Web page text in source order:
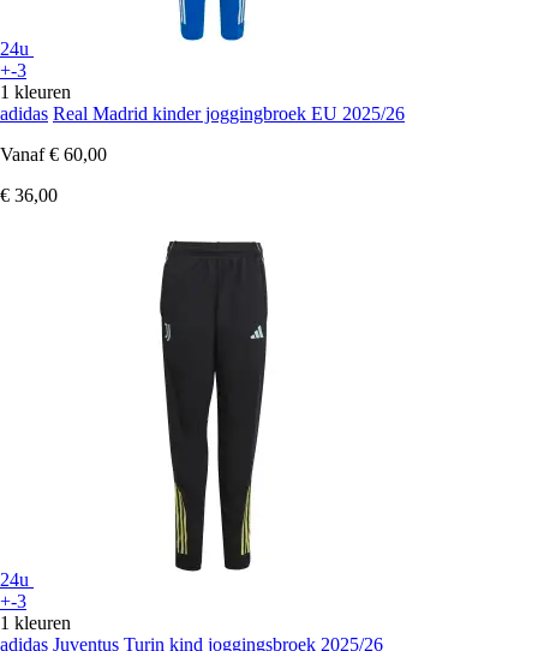
24u
+-3
1 kleuren
adidas Real Madrid kinder joggingbroek EU 2025/26
Vanaf € 60,00
€ 36,00
24u
+-3
1 kleuren
adidas Juventus Turin kind joggingsbroek 2025/26